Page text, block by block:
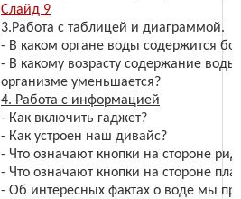
Слайд 9
3.Работа с таблицей и диаграммой.
- В каком органе воды содержится
- В какому возрасту содержание воды
организме уменьшается?
4. Работа с информацией
- Как включить гаджет?
- Как устроен наш дивайс?
- Что означают кнопки на стороне
- Что означают кнопки на стороне
- Об интересных фактах о воде мы